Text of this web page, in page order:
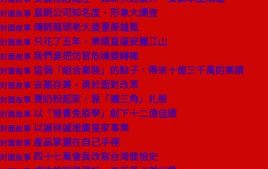
封面故事 直銷公司知名度、形象大調查
封面故事 傳銷龍頭老大要重振雄風
封面故事 只花了五年，業績直逼安麗江山
封面故事 我們要把仿冒危機變轉機
封面故事 這個「組合套裝」的點子，帶來十億三千萬的業績
封面故事 去蕪存菁，勇於面對改革
封面故事 賣奶粉起家，靠「鐵三角」扎根
封面故事 以「營養免疫學」創下十二億佳績
封面故事 以誠待誠推廣皇家事業
封面故事 產品掌握在自己手裡
封面故事 四十七萬會員改寫台灣健檢史